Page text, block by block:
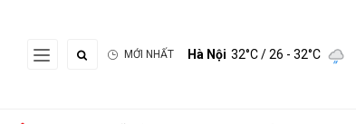
MỚI NHẤT Hà Nội 32°C/ 26 - 32°C